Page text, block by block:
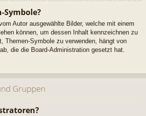
Symbole?
Autor ausgewählte Bilder, welche mit einem
können, um dessen Inhalt kennzeichnen zu
Themen-Symbole zu verwenden, hängt von
die die Board-Administration gesetzt hat.
Gruppen